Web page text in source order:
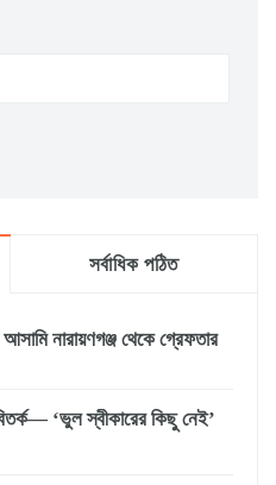
সর্বাধিক পঠিত
আসামি নারায়ণগঞ্জ থেকে গ্রেফতার
‘ভুল স্বীকারের কিছু নেই’